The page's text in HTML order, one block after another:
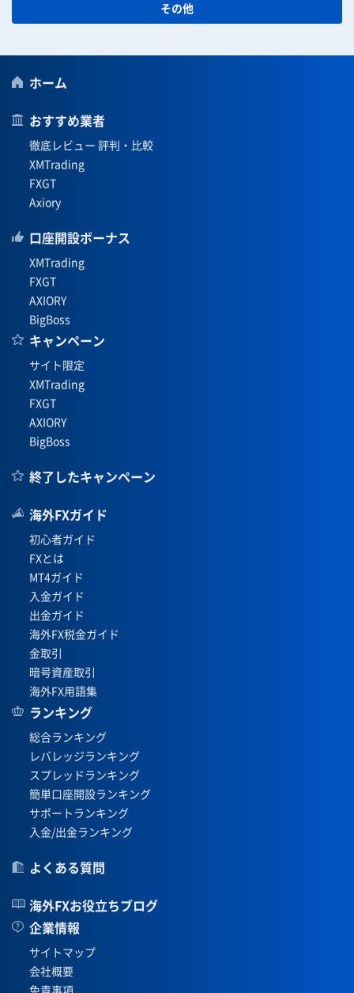
その他
ホーム
おすすめ業者
徹底レビュー 評判・比較
XMTrading
FXGT
Axiory
口座開設ボーナス
XMTrading
FXGT
AXIORY
BigBoss
キャンペーン
サイト限定
XMTrading
FXGT
AXIORY
BigBoss
終了したキャンペーン
海外FXガイド
初心者ガイド
FXとは
MT4ガイド
入金ガイド
出金ガイド
海外FX税金ガイド
金取引
暗号資産取引
海外FX用語集
ランキング
総合ランキング
レバレッジランキング
スプレッドランキング
簡単口座開設ランキング
サポートランキング
入金/出金ランキング
よくある質問
海外FXお役立ちブログ
企業情報
サイトマップ
会社概要
免責事項